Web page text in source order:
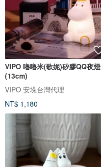
VIPO 嚕嚕米(歌妮)矽膠QQ夜燈
(13cm)
VIPO 安垛台灣代理
NT$ 1,180